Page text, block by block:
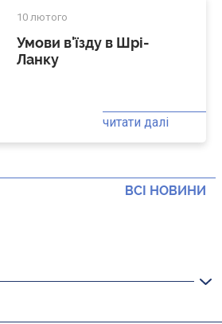
10 лютого
Умови в'їзду в Шрі-
Ланку
читати далі
ВСІ НОВИНИ